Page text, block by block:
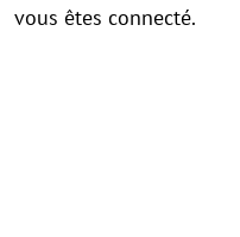
vous êtes connecté.